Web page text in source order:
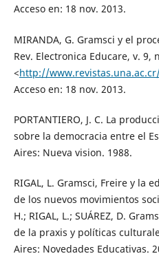
Acceso en: 18 nov. 2013.
MIRANDA, G. Gramsci y el
Rev. Electronica Educare, v. 9,
<http://
Acceso en: 18 nov. 2013.
PORTANTIERO, J. C. La
sobre la democracia entre el
Aires: Nueva vision. 1988.
RIGAL, L. Gramsci, Freire y la
de los nuevos movimientos
H.; RIGAL, L.; SUÁREZ, D.
de la praxis y políticas
Aires: Novedades Educativas.